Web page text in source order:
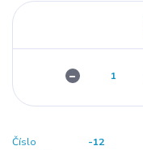
Číslo
-12